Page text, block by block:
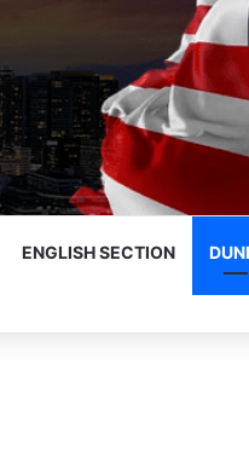
ENGLISH SECTION